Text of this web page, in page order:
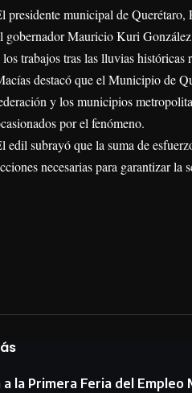
presidente municipal de
gobernador Mauricio Kuri
los trabajos tras las lluvias históricas
destacó que el Municipio de
y los municipios
por el fenómeno.
edil subrayó que la suma de
necesarias para garantizar
a la Primera Feria del Empleo